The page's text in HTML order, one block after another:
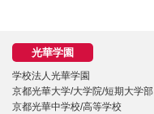
学校法人光華学園
京都光華大学/大学院/短期大学部
京都光華中学校/高等学校